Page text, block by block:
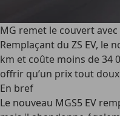
MG remet le couvert
Remplaçant du ZS EV, le
km et coûte moins de 34
offrir qu’un prix tout
En bref
Le nouveau MGS5 EV